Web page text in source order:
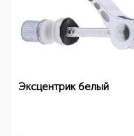
Эксцентрик белый